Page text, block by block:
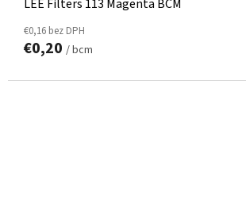
LEE Filters 113 Magenta BCM
€0,16 bez DPH
€0,20 / bcm